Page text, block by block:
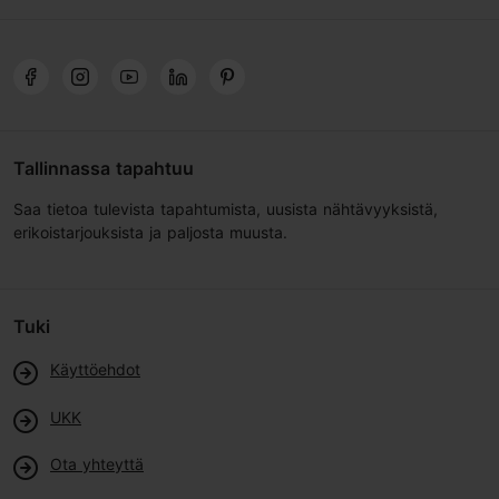
Tallinnassa tapahtuu
Saa tietoa tulevista tapahtumista, uusista nähtävyyksistä,
erikoistarjouksista ja paljosta muusta.
Tuki
Käyttöehdot
UKK
Ota yhteyttä